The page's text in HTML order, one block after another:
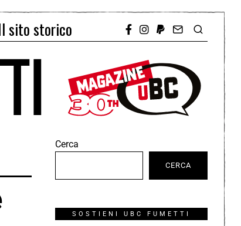
sito storico
Cerca
CERCA
SOSTIENI UBC FUMETTI